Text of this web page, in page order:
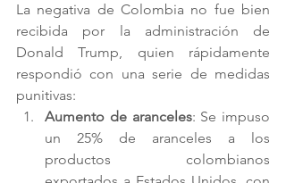
La negativa de Colombia no fue bien
recibida por la administración de
Donald Trump, quien rápidamente
respondió con una serie de medidas
punitivas:
Aumento de aranceles: Se impuso
un 25% de aranceles a los
productos colombianos